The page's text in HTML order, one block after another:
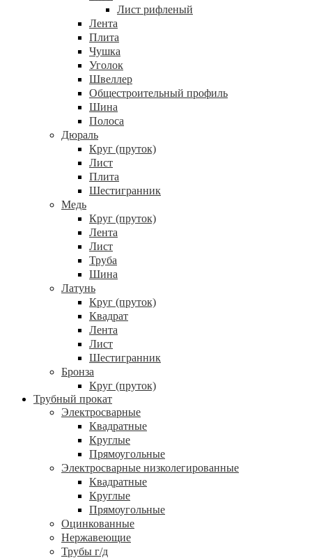
Лист рифленый
Лента
Плита
Чушка
Уголок
Швеллер
Общестроительный профиль
Шина
Полоса
Дюраль
Круг (пруток)
Лист
Плита
Шестигранник
Медь
Круг (пруток)
Лента
Лист
Труба
Шина
Латунь
Круг (пруток)
Квадрат
Лента
Лист
Шестигранник
Бронза
Круг (пруток)
Трубный прокат
Электросварные
Квадратные
Круглые
Прямоугольные
Электросварные низколегированные
Квадратные
Круглые
Прямоугольные
Оцинкованные
Нержавеющие
Трубы г/д